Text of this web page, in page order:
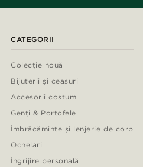
CATEGORII
Colecție nouă
Bijuterii și ceasuri
Accesorii costum
Genți & Portofele
Îmbrăcăminte și lenjerie de corp
Ochelari
Îngrijire personală